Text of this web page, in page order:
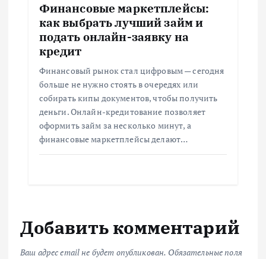
Финансовые маркетплейсы:
как выбрать лучший займ и
подать онлайн-заявку на
кредит
Финансовый рынок стал цифровым — сегодня
больше не нужно стоять в очередях или
собирать кипы документов, чтобы получить
деньги. Онлайн-кредитование позволяет
оформить займ за несколько минут, а
финансовые маркетплейсы делают…
Добавить комментарий
Ваш адрес email не будет опубликован. Обязательные поля